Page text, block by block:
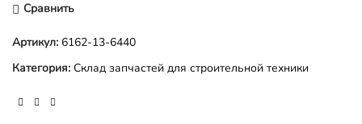
Сравнить
Артикул: 6162-13-6440
Категория: Склад запчастей для строительной техники